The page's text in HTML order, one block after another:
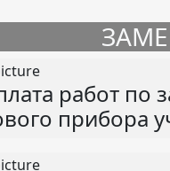
работ по
прибора